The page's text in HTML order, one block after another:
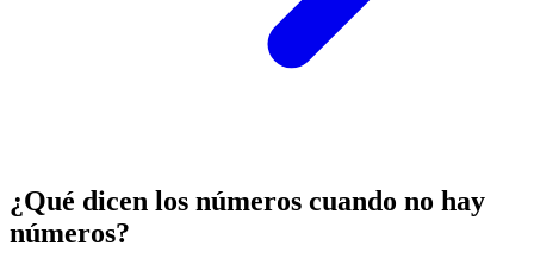
¿Qué dicen los números cuando no hay
números?